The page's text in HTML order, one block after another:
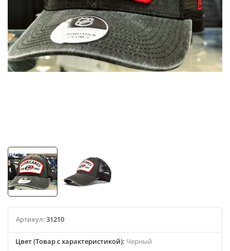
Артикул:31210
Цвет (Товар с характеристикой): Черный